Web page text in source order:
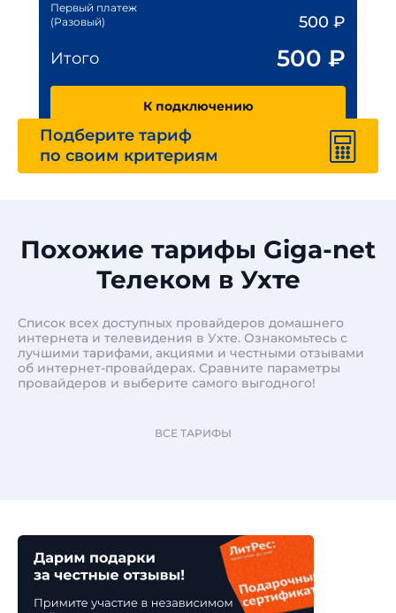
Первый платеж
(Разовый)
500 ₽
Итого
500 ₽
К подключению
Подберите тариф
по своим критериям
Похожие тарифы Giga-net
Телеком в Ухте
Список всех доступных провайдеров домашнего
интернета и телевидения в Ухте. Ознакомьтесь с
лучшими тарифами, акциями и честными отзывами
об интернет-провайдерах. Сравните параметры
провайдеров и выберите самого выгодного!
ВСЕ ТАРИФЫ